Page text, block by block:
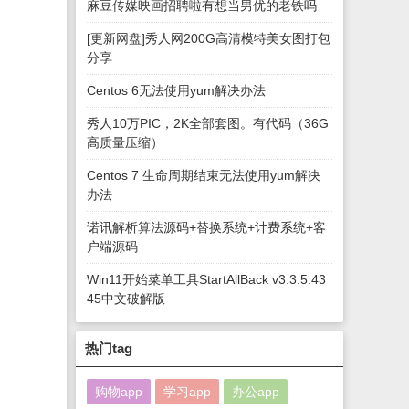
麻豆传媒映画招聘啦有想当男优的老铁吗
[更新网盘]秀人网200G高清模特美女图打包
分享
Centos 6无法使用yum解决办法
秀人10万PIC，2K全部套图。有代码（36G
高质量压缩）
Centos 7 生命周期结束无法使用yum解决
办法
诺讯解析算法源码+替换系统+计费系统+客
户端源码
Win11开始菜单工具StartAllBack v3.3.5.43
45中文破解版
热门tag
购物app 学习app 办公app